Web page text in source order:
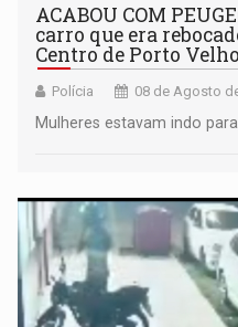
ACABOU COM
carro que era
Centro de Porto Velho
Polícia 08 de Agosto
Mulheres estavam indo